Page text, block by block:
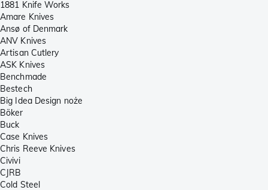
1881 Knife Works
Amare Knives
Ansø of Denmark
ANV Knives
Artisan Cutlery
ASK Knives
Benchmade
Bestech
Big Idea Design noże
Böker
Buck
Case Knives
Chris Reeve Knives
Civivi
CJRB
Cold Steel